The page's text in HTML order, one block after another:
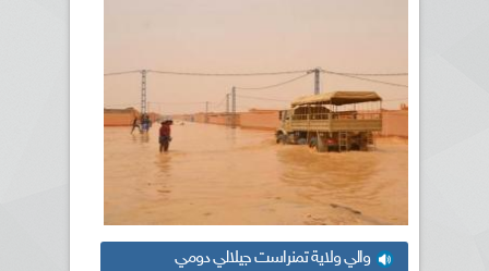
والي ولاية تمنراست جيلالي دومي